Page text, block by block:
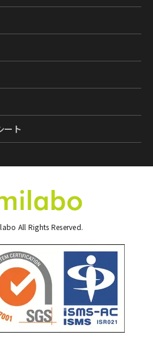
ート
All Rights Reserved.